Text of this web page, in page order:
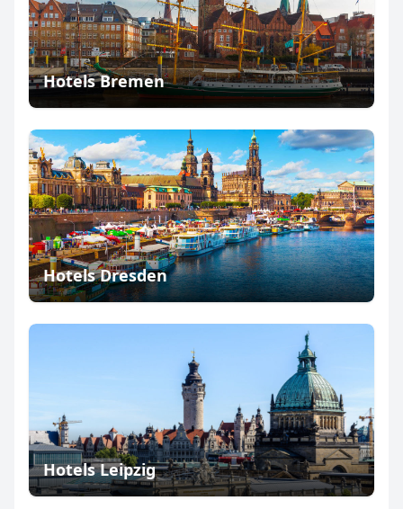
Hotels Bremen
Hotels Dresden
Hotels Leipzig